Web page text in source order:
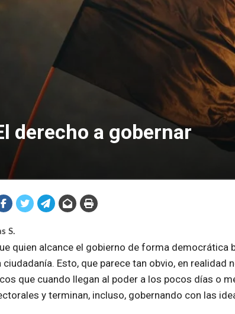
derecho a gobernar
S.
quien alcance el gobierno de forma democrática
Esto, que parece tan obvio, en realidad
que cuando llegan al poder a los pocos días o
y terminan, incluso, gobernando con las